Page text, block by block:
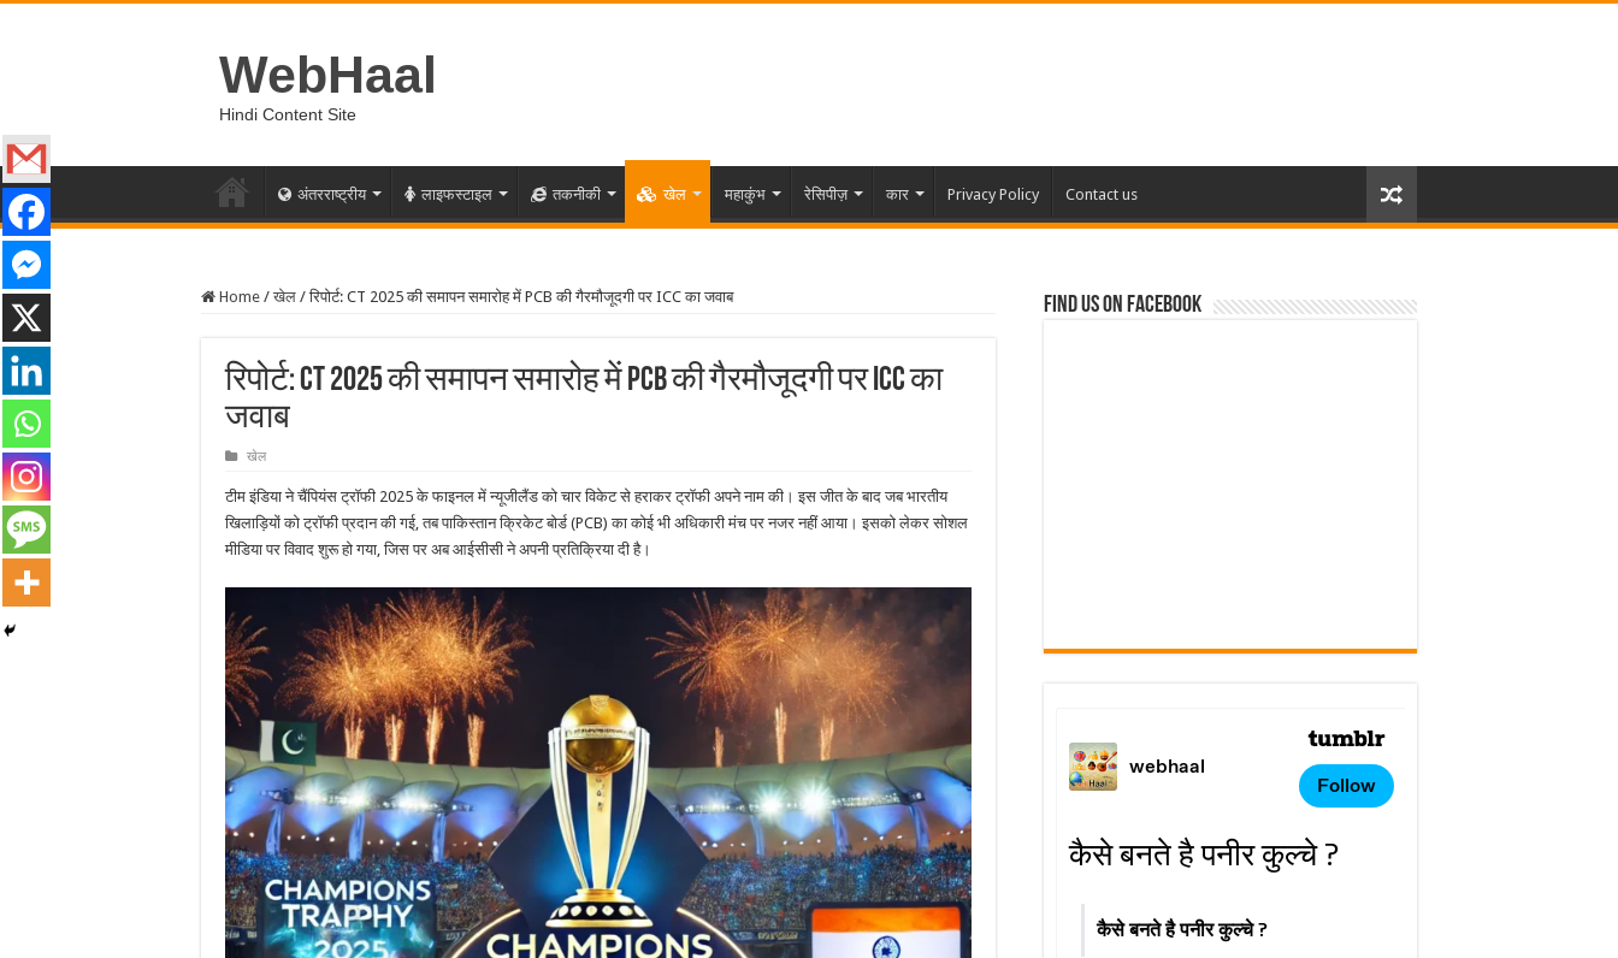
WebHaal
Hindi Content Site
अंतरराष्ट्रीय लाइफस्टाइल तकनीकी खेल महाकुंभ रेसिपीज़ कार Privacy Policy Contact us
Home / खेल / रिपोर्ट: CT 2025 की समापन समारोह में PCB की गैरमौजूदगी पर ICC का जवाब
रिपोर्ट: CT 2025 की समापन समारोह में PCB की गैरमौजूदगी पर ICC का
जवाब
खेल
टीम इंडिया ने चैंपियंस ट्रॉफी 2025 के फाइनल में न्यूजीलैंड को चार विकेट से हराकर ट्रॉफी अपने नाम की। इस जीत के बाद जब भारतीय
खिलाड़ियों को ट्रॉफी प्रदान की गई, तब पाकिस्तान क्रिकेट बोर्ड (PCB) का कोई भी अधिकारी मंच पर नजर नहीं आया। इसको लेकर सोशल
मीडिया पर विवाद शुरू हो गया, जिस पर अब आईसीसी ने अपनी प्रतिक्रिया दी है।
Find us on Facebook